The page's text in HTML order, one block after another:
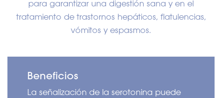
para garantizar una digestión sana y en el
tratamiento de trastornos hepáticos, flatulencias,
vómitos y espasmos.
Beneficios
La señalización de la serotonina puede